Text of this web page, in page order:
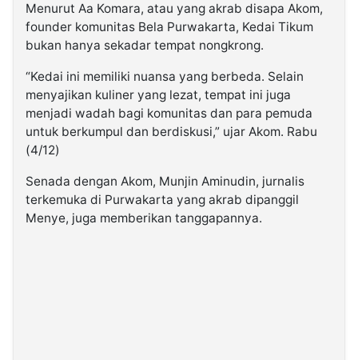
Menurut Aa Komara, atau yang akrab disapa Akom,
founder komunitas Bela Purwakarta, Kedai Tikum
bukan hanya sekadar tempat nongkrong.
“Kedai ini memiliki nuansa yang berbeda. Selain
menyajikan kuliner yang lezat, tempat ini juga
menjadi wadah bagi komunitas dan para pemuda
untuk berkumpul dan berdiskusi,” ujar Akom. Rabu
(4/12)
Senada dengan Akom, Munjin Aminudin, jurnalis
terkemuka di Purwakarta yang akrab dipanggil
Menye, juga memberikan tanggapannya.